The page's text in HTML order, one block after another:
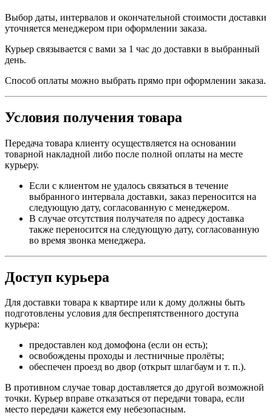
Выбор даты, интервалов и окончательной стоимости доставки
уточняется менеджером при оформлении заказа.
Курьер связывается с вами за 1 час до доставки в выбранный
день.
Способ оплаты можно выбрать прямо при оформлении заказа.
Условия получения товара
Передача товара клиенту осуществляется на основании
товарной накладной либо после полной оплаты на месте
курьеру.
Если с клиентом не удалось связаться в течение
выбранного интервала доставки, заказ переносится на
следующую дату, согласованную с менеджером.
В случае отсутствия получателя по адресу доставка
также переносится на следующую дату, согласованную
во время звонка менеджера.
Доступ курьера
Для доставки товара к квартире или к дому должны быть
подготовлены условия для беспрепятственного доступа
курьера:
предоставлен код домофона (если он есть);
освобождены проходы и лестничные пролёты;
обеспечен проезд во двор (открыт шлагбаум и т. п.).
В противном случае товар доставляется до другой возможной
точки. Курьер вправе отказаться от передачи товара, если
место передачи кажется ему небезопасным.